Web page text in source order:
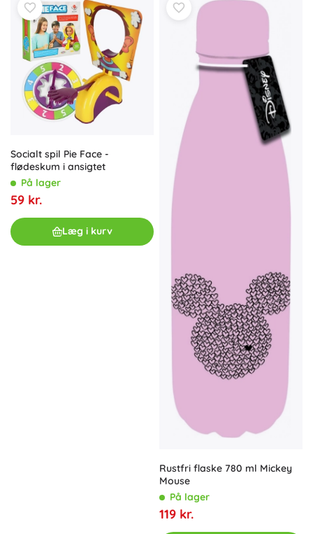
Socialt spil Pie Face -
flødeskum i ansigtet
På lager
59 kr.
Læg i kurv
Rustfri flaske 780 ml Mickey
Mouse
På lager
119 kr.